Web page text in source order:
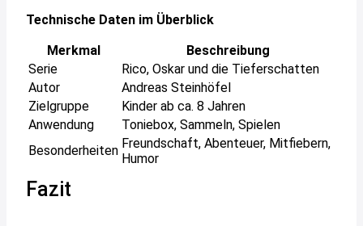
Technische Daten im Überblick
Merkmal
Beschreibung
Serie
Rico, Oskar und die Tieferschatten
Autor
Andreas Steinhöfel
Zielgruppe
Kinder ab ca. 8 Jahren
Anwendung
Toniebox, Sammeln, Spielen
Besonderheiten Freundschaft, Abenteuer, Mitfiebern,
Humor
Fazit